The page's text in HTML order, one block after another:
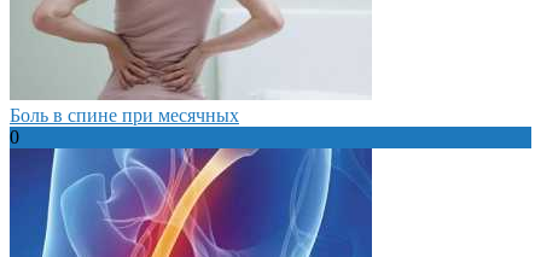
Боль в спине при месячных
0